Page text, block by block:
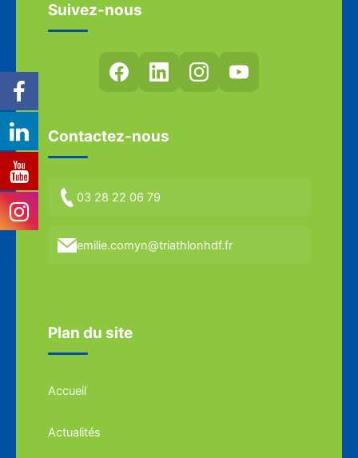
Suivez-nous
Contactez-nous
03 28 22 06 79
emilie.comyn@triathlonhdf.fr
Plan du site
Accueil
Actualités